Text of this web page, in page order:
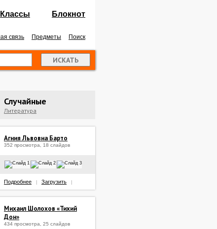
Классы Блокнот
связь Предметы Поиск
Случайные
Литература
Агния Львовна Барто
352 просмотра, 18 слайдов
Подробнее Загрузить
Михаил Шолохов «Тихий
Дон»
434 просмотра, 25 слайдов